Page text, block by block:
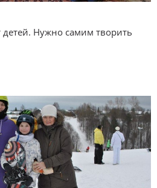
детей. Нужно самим творить